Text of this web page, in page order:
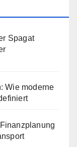
Spagat
Wie moderne